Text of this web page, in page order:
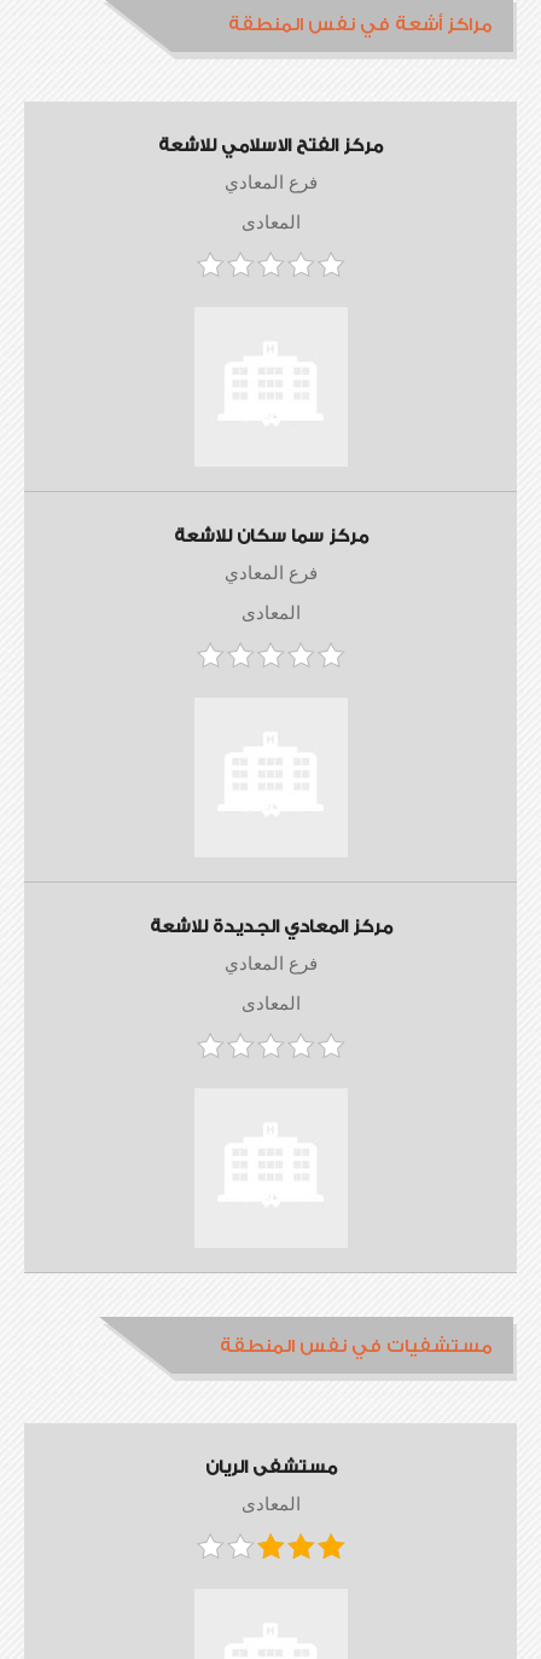
مراكز أشعة في نفس المنطقة
مركز الفتح الاسلامي للاشعة
فرع المعادي
المعادى
مركز سما سكان للاشعة
فرع المعادي
المعادى
مركز المعادي الجديدة للاشعة
فرع المعادي
المعادى
مستشفيات في نفس المنطقة
مستشفى الريان
المعادى